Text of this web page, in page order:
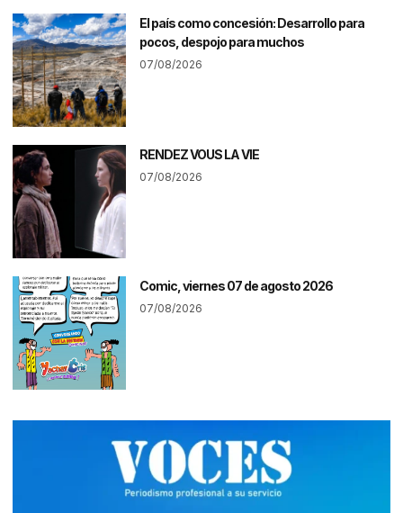
El país como concesión: Desarrollo para
pocos, despojo para muchos
07/08/2026
RENDEZ VOUS LA VIE
07/08/2026
Comic, viernes 07 de agosto 2026
07/08/2026